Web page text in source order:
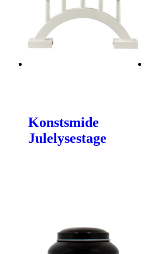
Konstsmide
Julelysestage